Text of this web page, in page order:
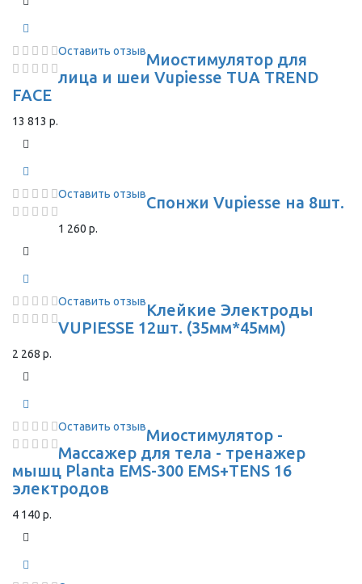
Оставить отзывМиостимулятор для
лица и шеи Vupiesse TUA TREND
FACE
13 813 р.
Оставить отзывСпонжи Vupiesse на 8шт.
1 260 р.
Оставить отзывКлейкие Электроды
VUPIESSE 12шт. (35мм*45мм)
2 268 р.
Оставить отзывМиостимулятор -
Массажер для тела - тренажер
мышц Planta EMS-300 EMS+TENS 16
электродов
4 140 р.